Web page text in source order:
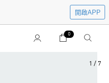
開啟APP
0
1 / 7